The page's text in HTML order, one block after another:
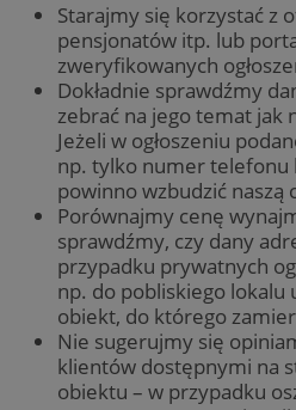
Starajmy się korzystać z
pensjonatów itp. lub
zweryfikowanych
Dokładnie sprawdźmy
zebrać na jego temat jak
Jeżeli w ogłoszeniu
np. tylko numer telefonu
powinno wzbudzić naszą
Porównajmy cenę
sprawdźmy, czy dany
przypadku prywatnych
np. do pobliskiego lokalu
obiekt, do którego
Nie sugerujmy się
klientów dostępnymi na
obiektu – w przypadku